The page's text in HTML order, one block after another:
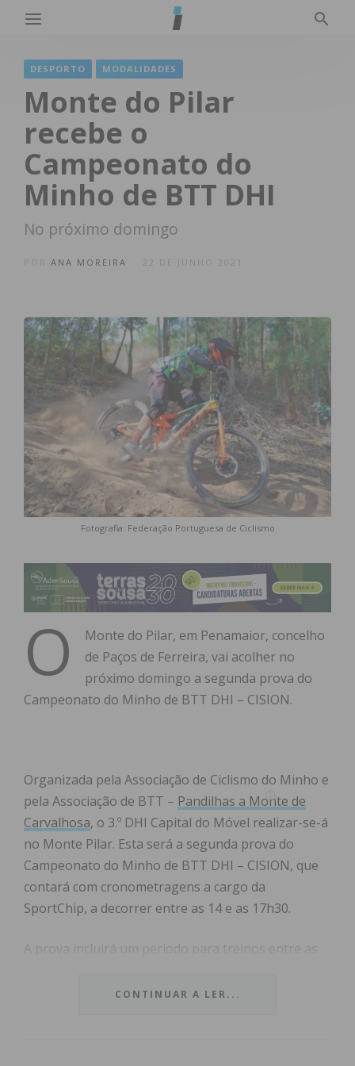
DESPORTO MODALIDADES
Monte do Pilar
recebe o
Campeonato do
Minho de BTT DHI
No próximo domingo
ANA MOREIRA
Fotografia: Federação Portuguesa de Ciclismo
O
Monte do Pilar, em Penamaior, concelho
de Paços de Ferreira, vai acolher no
próximo domingo a segunda prova do
Campeonato do Minho de BTT DHI – CISION.
Organizada pela Associação de Ciclismo do Minho e
pela Associação de BTT – Pandilhas a Monte de
Carvalhosa, o 3.º DHI Capital do Móvel realizar-se-á
no Monte Pilar. Esta será a segunda prova do
Campeonato do Minho de BTT DHI – CISION, que
contará com cronometragens a cargo da
SportChip, a decorrer entre as 14 e as 17h30.
A prova incluirá um período para treinos entre as
qualificação às 14h00 e a manga final (sistema de
CONTINUAR A LER...